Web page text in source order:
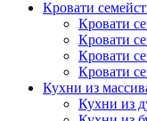
Кровати
Кровати
Кровати
Кровати
Кровати
Кухни из
Кухни из